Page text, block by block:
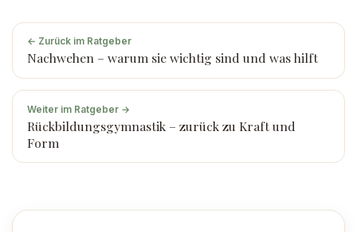
← Zurück im Ratgeber
Nachwehen – warum sie wichtig sind und was hilft
Weiter im Ratgeber →
Rückbildungsgymnastik – zurück zu Kraft und
Form